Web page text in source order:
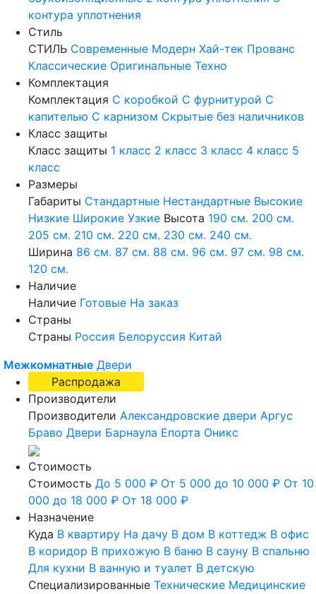
контура уплотнения
Стиль
СТИЛЬ Современные Модерн Хай-тек Прованс
Классические Оригинальные Техно
Комплектация
Комплектация С коробкой С фурнитурой С
капителью С карнизом Скрытые без наличников
Класс защиты
Класс защиты 1 класс 2 класс 3 класс 4 класс 5
класс
Размеры
Габариты Стандартные Нестандартные Высокие
Низкие Широкие Узкие Высота 190 см. 200 см.
205 см. 210 см. 220 см. 230 см. 240 см.
Ширина 86 см. 87 см. 88 см. 96 см. 97 см. 98 см.
120 см.
Наличие
Наличие Готовые На заказ
Страны
Страны Россия Белоруссия Китай
Межкомнатные Двери
Распродажа
Производители
Производители Александровские двери Аргус
Браво Двери Барнаула Епорта Оникс
Стоимость
Стоимость До 5 000 ₽ От 5 000 до 10 000 ₽ От 10
000 до 18 000 ₽ От 18 000 ₽
Назначение
Куда В квартиру На дачу В дом В коттедж В офис
В коридор В прихожую В баню В сауну В спальню
Для кухни В ванную и туалет В детскую
Специализированные Технические Медицинские